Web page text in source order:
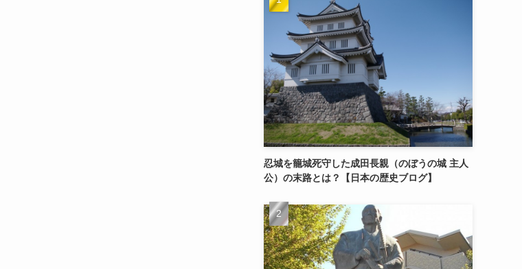
忍城を籠城死守した成田長親（のぼうの城 主人
公）の末路とは？【日本の歴史ブログ】